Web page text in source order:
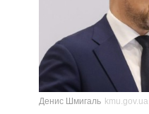
Денис Шмигаль kmu.gov.ua